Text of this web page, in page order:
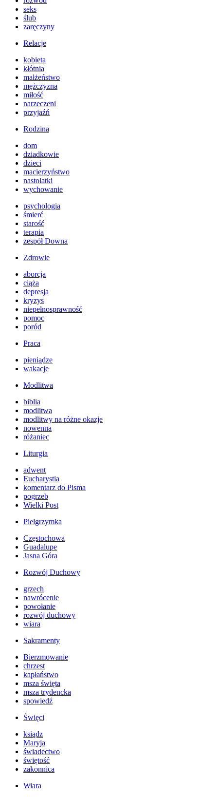
seks
ślub
zaręczyny
Relacje
kobieta
kłótnia
małżeństwo
mężczyzna
miłość
narzeczeni
przyjaźń
Rodzina
dom
dziadkowie
dzieci
macierzyństwo
nastolatki
wychowanie
psychologia
śmierć
starość
terapia
zespół Downa
Zdrowie
aborcja
ciąża
depresja
kryzys
niepełnosprawność
pomoc
poród
Praca
pieniądze
wakacje
Modlitwa
biblia
modlitwa
modlitwy na różne okazje
nowenna
różaniec
Liturgia
adwent
Eucharystia
komentarz do Pisma
pogrzeb
Wielki Post
Pielgrzymka
Częstochowa
Guadalupe
Jasna Góra
Rozwój Duchowy
grzech
nawrócenie
powołanie
rozwój duchowy
wiara
Sakramenty
Bierzmowanie
chrzest
kapłaństwo
msza święta
msza trydencka
spowiedź
Święci
ksiądz
Maryja
świadectwo
świętość
zakonnica
Wiara